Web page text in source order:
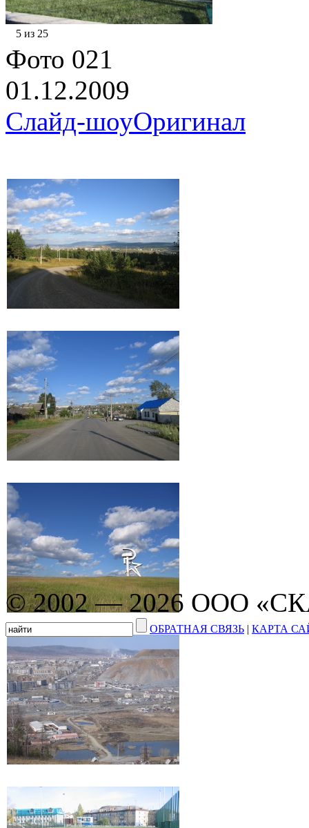
5 из 25
Фото 021
01.12.2009
Слайд-шоуОригинал
© 2002 — 2026 ООО
ОБРАТНАЯ СВЯЗЬ | КАРТА